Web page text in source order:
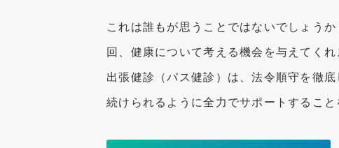
これは誰もが思うことではないでしょう
回、健康について考える機会を与えてく
出張健診（バス健診）は、法令順守を徹底
続けられるように全力でサポートすること